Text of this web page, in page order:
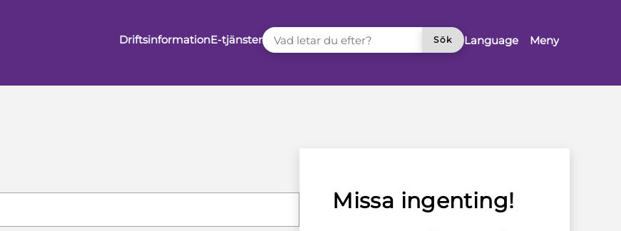
DriftsinformationE-tjänster
VAD LETAR DU EFTER?
Sök
Language Meny
Missa ingenting!